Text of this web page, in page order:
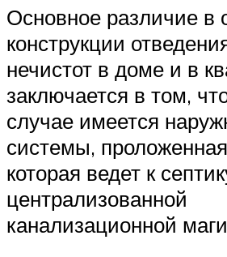
Основное различие в
конструкции
нечистот в доме и в
заключается в том,
случае имеется
системы,
которая ведет к
централизованной
канализационной